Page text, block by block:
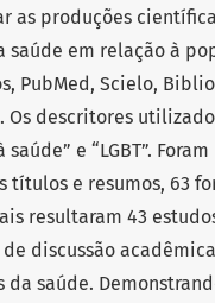
produções
em relação à
PubMed, Scielo,
Os descritores
e “LGBT”.
e resumos, 63
resultaram 43
discussão
saúde.